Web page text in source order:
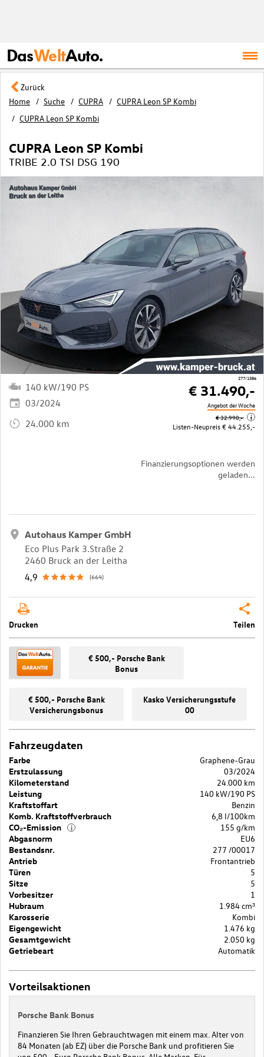
DasWeltAuto.
Zurück
Home
Suche CUPRA
CUPRA Leon SP Kombi
CUPRA Leon SP Kombi
277/1386
CUPRA Leon SP Kombi
TRIBE 2.0 TSI DSG 190
140 kW/190 PS
03/2024
24.000 km
Finanzierungsoptionen werden
geladen...
€ 31.490,-
Angebot der Woche
€ 32.990,-
i
Listen-Neupreis€ 44.255,-
Autohaus Kamper GmbH
Eco Plus Park 3.Straße 2
2460 Bruck an der Leitha
4,9
(664)
Drucken Teilen
€ 500,- Porsche Bank
Bonus
€ 500,- Porsche Bank
Versicherungsbonus
Kasko Versicherungsstufe
00
Fahrzeugdaten
Farbe
Graphene-Grau
Erstzulassung
03/2024
Kilometerstand
24.000 km
Leistung
140 kW/190 PS
Kraftstoffart
Benzin
Komb. Kraftstoffverbrauch
6,8 l/100km
CO₂-Emission
i
155 g/km
Abgasnorm
EU6
Bestandsnr.
277 /00017
Antrieb
Frontantrieb
Türen
5
Sitze
5
Vorbesitzer
1
Hubraum
1.984 cm³
Karosserie
Kombi
Eigengewicht
1.476 kg
Gesamtgewicht
2.050 kg
Getriebeart
Automatik
Vorteilsaktionen
Porsche Bank Bonus
Finanzieren Sie Ihren Gebrauchtwagen mit einem max. Alter von
84 Monaten (ab EZ) über die Porsche Bank und profitieren Sie